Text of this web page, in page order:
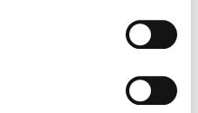
zur Cookie
wieder über die Cookie -